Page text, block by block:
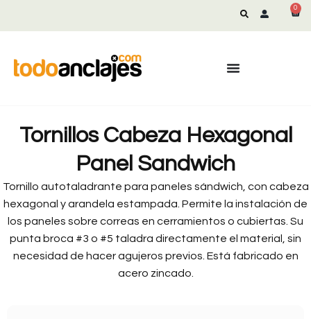
0
Tornillos Cabeza Hexagonal
Panel Sandwich
Tornillo autotaladrante para paneles sándwich, con cabeza
hexagonal y arandela estampada. Permite la instalación de
los paneles sobre correas en cerramientos o cubiertas. Su
punta broca #3 o #5 taladra directamente el material, sin
necesidad de hacer agujeros previos. Está fabricado en
acero zincado.